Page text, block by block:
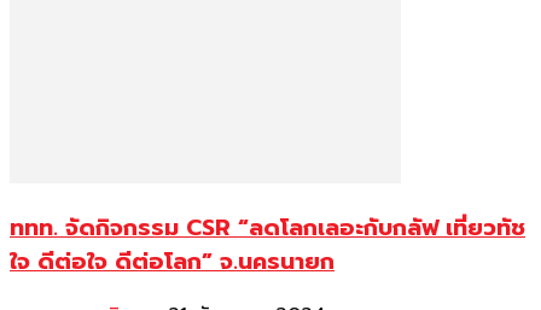
ททท. จัดกิจกรรม CSR “ลดโลกเลอะกับกลัฟ เที่ยวทัช
ใจ ดีต่อใจ ดีต่อโลก” จ.นครนายก